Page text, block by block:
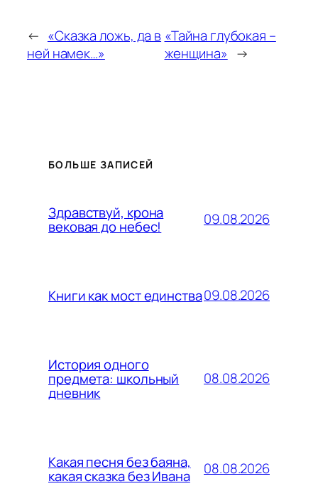
← «Сказка ложь, да в
ней намек…»
«Тайна глубокая –
женщина» →
БОЛЬШЕ ЗАПИСЕЙ
Здравствуй, крона
вековая до небес! 09.08.2026
Книги как мост единства09.08.2026
История одного
предмета: школьный
дневник
08.08.2026
Какая песня без баяна,
какая сказка без Ивана 08.08.2026